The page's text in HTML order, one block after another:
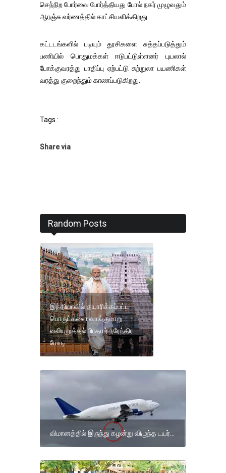
செந்நிற போர்வை போர்த்தியது போல் நகர் முழுவதும்
ஆரஞ்சு வர்ணத்தில் காட்சியளிக்கிறது.
கட்டடங்களில் படியும் தூசிகளை சுத்தப்படுத்தும்
பணியில் பொதுமக்கள் ஈடுபட்டுள்ளனர் புயலால்
போக்குவரத்து பாதிப்பு ஏற்பட்டு சுற்றுலா பயணிகள்
வரத்து குறைந்தும் காணப்படுகிறது.
Tags :
Share via
Random Posts
இந்தியாவில் தயாரிக்கப்பட்ட
பொருட்களை வாங்குமாறு
வலியுறுத்தல் பிரதமர் நரேந்திர
மோடி.
விமானத்தில் இருந்து கழன்று விழுந்த டயர்...